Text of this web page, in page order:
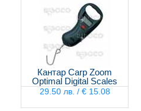
Кантар Carp Zoom
Optimal Digital Scales
29.50 лв. / € 15.08